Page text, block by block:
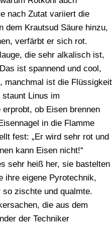
nach Zutat variiert die
dem Krautsud Säure hinzu,
verfärbt er sich rot.
die sehr alkalisch ist,
ist spannend und cool,
manchmal ist die Flüssigkeit
Linus im
ob Eisen brennen
in die Flamme
fest: „Er wird sehr rot und
kann Eisen nicht!“
sehr heiß her, sie bastelten
ihre eigene Pyrotechnik,
zischte und qualmte.
die aus dem
der Techniker